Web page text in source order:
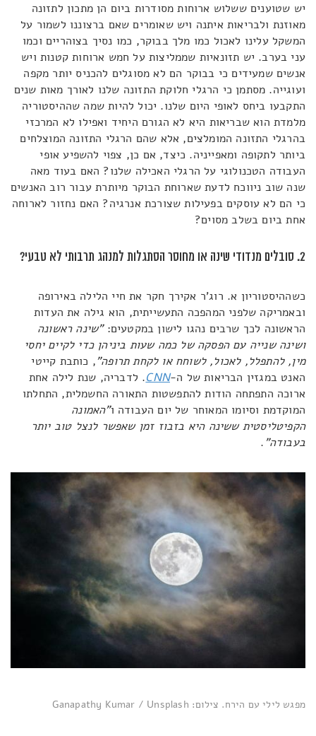
יש שטוענים ששלוש ארוחות מסודרות ביום הן מתכון לתזונה
מאוזנת ולבריאות איתנה ויש שאומרים שאם ברצוננו לשמור על
המשקל עלינו לאכול כמו מלך בבוקר, כמו נסיך בצוהריים וכמו
עני בערב. יש תזונאיות שממליצות על חמש ארוחות קטנות ויש
אנשים שמעידים כי בבוקר הם לא מסוגלים להכניס יותר מקפה
ועוגייה. מסתמן כי הרגלי חלוקת התזונה שלנו לאורך מאות שנים
התקבעו ביחס לאופי היום שלנו. יכול להיות שמה שההיסטוריה
מלמדת הוא שבריאות היא לא הגורם היחיד ואפילו לא המרכזי
בהרגלי התזונה המומלצים, אלא שהם הרגלי התזונה המוצלחים
ביותר לתקופה ומאפייניה. כיצד, אם כן, צפוי להשפיע אופי
העבודה הטכנולוגי על הרגלי האכילה שלנו? האם בעוד מאה
שנה שוב ניווכח לדעת שארוחת הבוקר מיותרת עבור רוב האנשים
כי הם לא עוסקים בפעילות שצורכת אנרגיה? האם נחזור לארוחה
אחת ביום בשלב מסוים?
2. סובלים מנדודי שינה או מחוסר הסתגלות למנהג תרבותי לא טבעי?
כשההיסטוריון א. רוג'ר אקירך חקר את חיי הלילה באירופה
ובאמריקה שלפני המהפכה התעשייתית, הוא גילה את העדות
הראשונה לכך שרבים נהגו לישון במקטעים:"שינה ראשונה
ושינה שנייה עם הפסקה של כמה שעות ביניהן כדי לקיים יחסי
מין, להתפלל, לאכול, לשוחח או לקחת תרופה", כותבת קייטי
האנט במגזין הבריאות של ה-CNN. לדבריה, שנת לילה אחת
ארוכה התפתחה הודות להתפשטות התאורה החשמלית, התחלתו
המוקדמת וסיומו המאוחר של יום העבודה ו"האמונה
הקפיטליסטית ששינה היא בזבוז זמן שאפשר לנצל טוב יותר
בעבודה".
מפגש לילי עם הירח. צילום: Ganapathy Kumar / Unsplash